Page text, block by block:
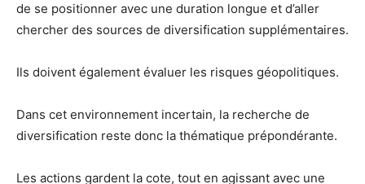
de se positionner avec une duration longue et d’aller
chercher des sources de diversification supplémentaires.
Ils doivent également évaluer les risques géopolitiques.
Dans cet environnement incertain, la recherche de
diversification reste donc la thématique prépondérante.
Les actions gardent la cote, tout en agissant avec une